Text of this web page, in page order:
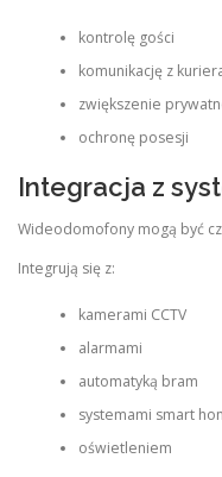
kontrolę gości
komunikację z
zwiększenie
ochronę posesji
Integracja z
Wideodomofony mogą być
Integrują się z:
kamerami CCTV
alarmami
automatyką bram
systemami smart
oświetleniem